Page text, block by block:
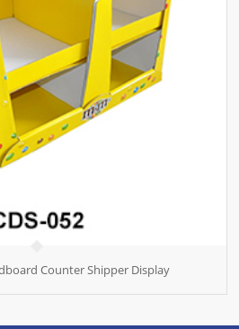
Counter Shipper Display